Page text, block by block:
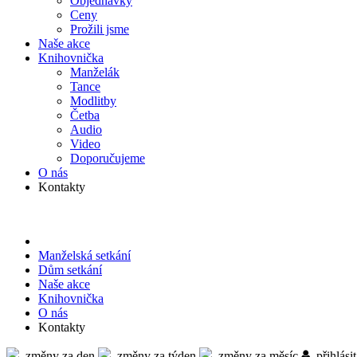
Ceny
Prožili jsme
Naše akce
Knihov­nička
Manželák
Tance
Modlitby
Četba
Audio
Video
Doporu­čujeme
O nás
Kontakty
Manželská setkání
Dům setkání
Naše akce
Knihov­nička
O nás
Kontakty